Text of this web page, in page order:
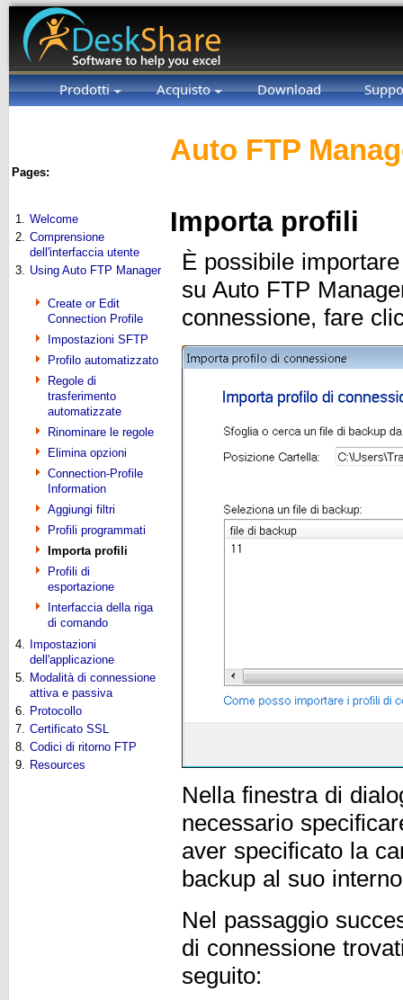
Prodotti Acquisto Download
Pages:
1.
Welcome
2. Comprensione
dell'interfaccia utente
3.
Using Auto FTP Manager
Create or Edit
Connection Profile
Impostazioni SFTP
Profilo automatizzato
Regole di
trasferimento
automatizzate
Rinominare le regole
Elimina opzioni
Connection-Profile
Information
Aggiungi filtri
Profili programmati
Importa profili
Profili di
esportazione
Interfaccia della riga
di comando
4.
Impostazioni
dell'applicazione
5.
Modalità di connessione
attiva e passiva
6.
Protocollo
7. Certificato SSL
8. Codici di ritorno FTP
9.
Resources
Auto FTP
Importa profili
È possibile
su Auto FTP
connessione, fare
Nella finestra di
necessario
aver specificato la
backup al suo
Nel passaggio
di connessione
seguito: